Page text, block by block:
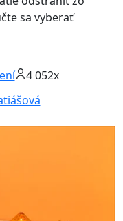
sa vyberať
4 052x